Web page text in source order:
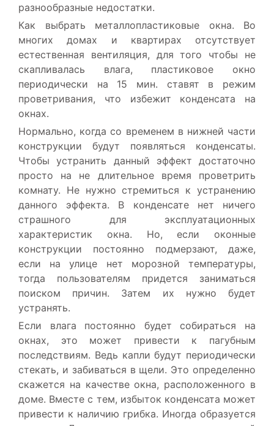
разнообразные недостатки.
Как выбрать металлопластиковые окна. Во
многих домах и квартирах отсутствует
естественная вентиляция, для того чтобы не
скапливалась влага, пластиковое окно
периодически на 15 мин. ставят в режим
проветривания, что избежит конденсата на
окнах.
Нормально, когда со временем в нижней части
конструкции будут появляться конденсаты.
Чтобы устранить данный эффект достаточно
просто на не длительное время проветрить
комнату. Не нужно стремиться к устранению
данного эффекта. В конденсате нет ничего
страшного для эксплуатационных
характеристик окна. Но, если оконные
конструкции постоянно подмерзают, даже,
если на улице нет морозной температуры,
тогда пользователям придется заниматься
поиском причин. Затем их нужно будет
устранять.
Если влага постоянно будет собираться на
окнах, это может привести к пагубным
последствиям. Ведь капли будут периодически
стекать, и забиваться в щели. Это определенно
скажется на качестве окна, расположенного в
доме. Вместе с тем, избыток конденсата может
привести к наличию грибка. Иногда образуется